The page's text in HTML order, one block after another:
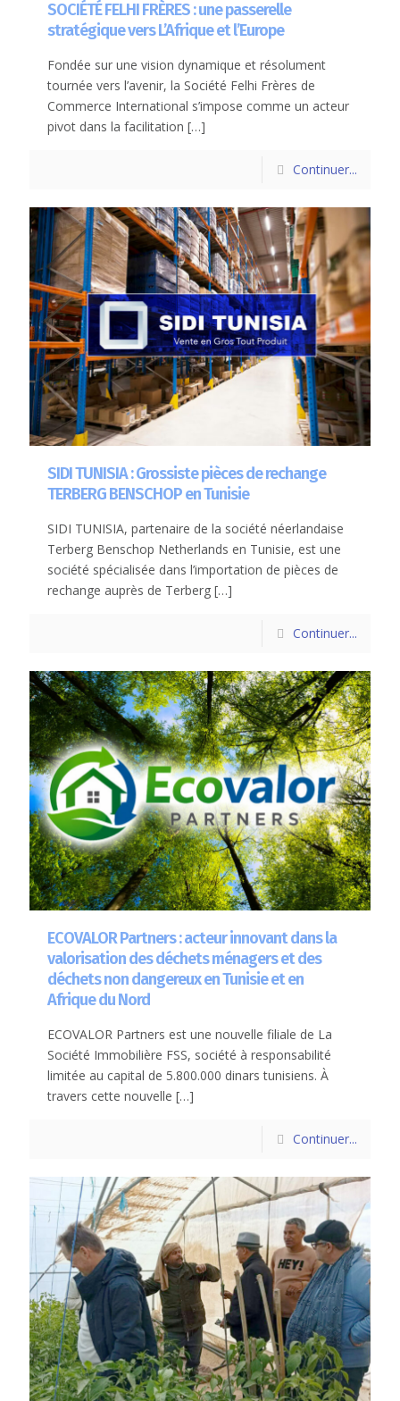
SOCIÉTÉ FELHI FRÈRES : une passerelle
stratégique vers L’Afrique et l’Europe
Fondée sur une vision dynamique et résolument
tournée vers l’avenir, la Société Felhi Frères de
Commerce International s’impose comme un acteur
pivot dans la facilitation […]
Continuer...
SIDI TUNISIA : Grossiste pièces de rechange
TERBERG BENSCHOP en Tunisie
SIDI TUNISIA, partenaire de la société néerlandaise
Terberg Benschop Netherlands en Tunisie, est une
société spécialisée dans l’importation de pièces de
rechange auprès de Terberg […]
Continuer...
ECOVALOR Partners : acteur innovant dans la
valorisation des déchets ménagers et des
déchets non dangereux en Tunisie et en
Afrique du Nord
ECOVALOR Partners est une nouvelle filiale de La
Société Immobilière FSS, société à responsabilité
limitée au capital de 5.800.000 dinars tunisiens. À
travers cette nouvelle […]
Continuer...